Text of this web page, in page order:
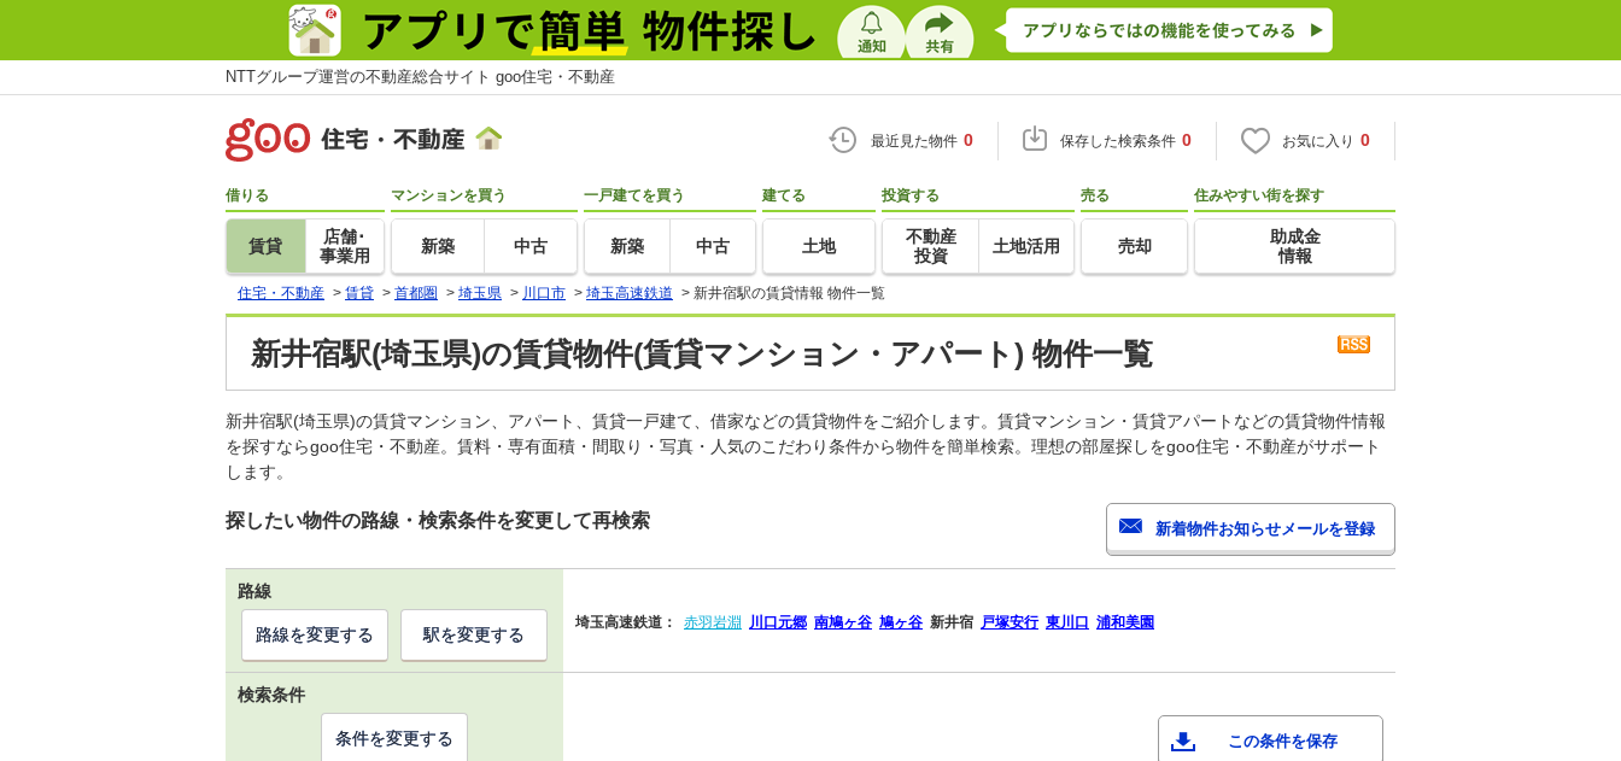
NTTグループ運営の不動産総合サイト goo住宅・不動産
最近見た物件 0 保存した検索条件 0 お気に入り 0
借りる
賃貸
店舗･
事業用
マンションを買う
新築 中古
一戸建てを買う
新築 中古
建てる
土地
投資する
不動産
投資
土地活用
売る
売却
住みやすい街を探す
助成金
情報
住宅・不動産 > 賃貸 > 首都圏 > 埼玉県 > 川口市 > 埼玉高速鉄道 > 新井宿駅の賃貸情報 物件一覧
新井宿駅(埼玉県)の賃貸物件(賃貸マンション・アパート) 物件一覧
新井宿駅(埼玉県)の賃貸マンション、アパート、賃貸一戸建て、借家などの賃貸物件をご紹介します。賃貸マンション・賃貸アパートなどの賃貸物件情報
を探すならgoo住宅・不動産。賃料・専有面積・間取り・写真・人気のこだわり条件から物件を簡単検索。理想の部屋探しをgoo住宅・不動産がサポート
します。
探したい物件の路線・検索条件を変更して再検索
路線
埼玉高速鉄道： 赤羽岩淵 川口元郷 南鳩ヶ谷 鳩ヶ谷 新井宿 戸塚安行 東川口 浦和美園
路線を変更する 駅を変更する
検索条件
この条件を保存
条件を変更する